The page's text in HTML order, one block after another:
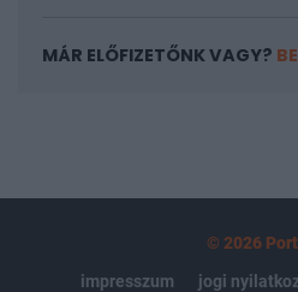
MÁR ELŐFIZETŐNK VAGY?
© 2026
impresszum
jogi